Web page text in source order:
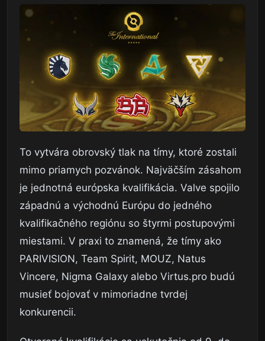
To vytvára obrovský tlak na tímy, ktoré zostali
mimo priamych pozvánok. Najväčším zásahom
je jednotná európska kvalifikácia. Valve spojilo
západnú a východnú Európu do jedného
kvalifikačného regiónu so štyrmi postupovými
miestami. V praxi to znamená, že tímy ako
PARIVISION, Team Spirit, MOUZ, Natus
Vincere, Nigma Galaxy alebo Virtus.pro budú
musieť bojovať v mimoriadne tvrdej
konkurencii.